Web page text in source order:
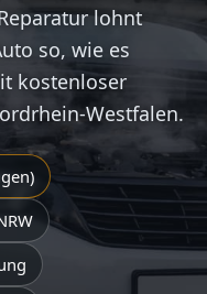
lohnt
so, wie es
kostenloser
Westfalen.